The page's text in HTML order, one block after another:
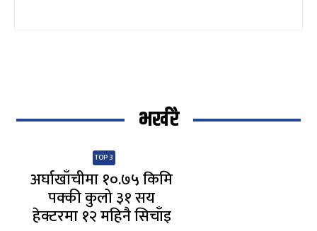
भर्खरै
TOP 3
अर्घाखाँचीमा १०.७५ किमि
पक्की कुलो ३१ सय
हेक्टरमा १२ महिनै सिचाँइ